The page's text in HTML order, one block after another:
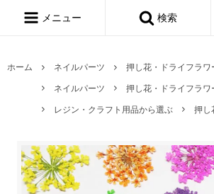
メニュー 検索
ホーム ネイルパーツ
押し花・ドライフラワ
ネイルパーツ
押し花・ドライフラワ
レジン・クラフト用品から選ぶ
押し